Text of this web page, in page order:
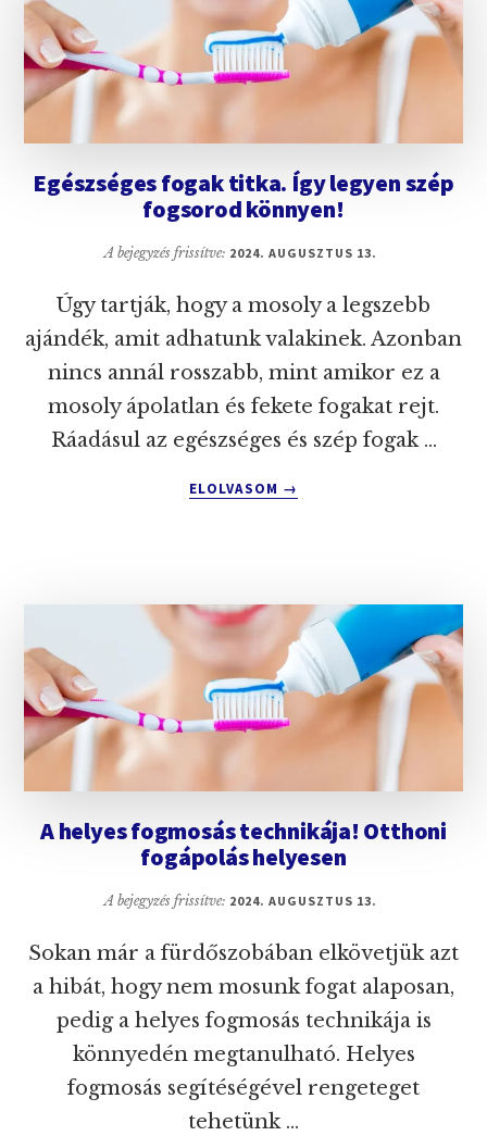
TEHETÜNK
ELLENE?
Egészséges fogak titka. Így legyen szép
fogsorod könnyen!
A bejegyzés frissítve: 2024. AUGUSZTUS 13.
Úgy tartják, hogy a mosoly a legszebb
ajándék, amit adhatunk valakinek. Azonban
nincs annál rosszabb, mint amikor ez a
mosoly ápolatlan és fekete fogakat rejt.
Ráadásul az egészséges és szép fogak …
ELOLVASOM
ABOUT
EGÉSZSÉGES
LEGYEN
SZÉP
FOGSOROD
KÖNNYEN!
→
A helyes fogmosás technikája! Otthoni
fogápolás helyesen
A bejegyzés frissítve: 2024. AUGUSZTUS 13.
Sokan már a fürdőszobában elkövetjük azt
a hibát, hogy nem mosunk fogat alaposan,
pedig a helyes fogmosás technikája is
könnyedén megtanulható. Helyes
fogmosás segítéségével rengeteget
tehetünk …